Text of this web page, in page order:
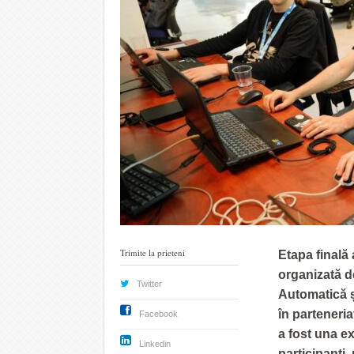
Etapa finală
organizată
Automatică
în
a fost una
Trimite la prieteni
Twitter
Facebook
Linkedin